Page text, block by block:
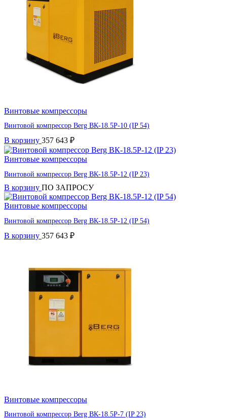
Винтовые компрессоры
Винтовой компрессор Berg ВК-18.5Р-10 (IP 54)
В корзину 357 643 ₽
Винтовые компрессоры
Винтовой компрессор Berg ВК-18.5Р-12 (IP 23)
В корзину ПО ЗАПРОСУ
Винтовые компрессоры
Винтовой компрессор Berg ВК-18.5Р-12 (IP 54)
В корзину 357 643 ₽
Винтовые компрессоры
Винтовой компрессор Berg ВК-18.5Р-7 (IP 23)